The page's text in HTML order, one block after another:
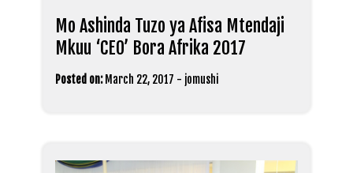
Mo Ashinda Tuzo ya Afisa Mtendaji
Mkuu ‘CEO’ Bora Afrika 2017
Posted on: March 22, 2017 - jomushi